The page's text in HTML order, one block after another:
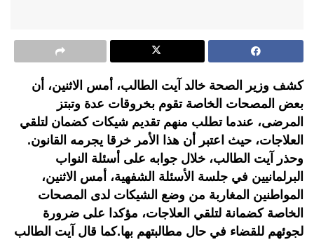
كشف وزير الصحة خالد آيت الطالب، أمس الاثنين، أن
بعض المصحات الخاصة تقوم بخروقات عدة وتبتز
المرضى، عندما تطلب منهم تقديم شيكات كضمان لتلقي
العلاجات، حيث اعتبر أن هذا الأمر خرقا يجرمه القانون.
وحذر آيت الطالب، خلال جوابه على أسئلة النواب
البرلمانيين في جلسة الأسئلة الشفهية، أمس الاثنين،
المواطنين المغاربة من وضع الشيكات لدى المصحات
الخاصة كضمانة لتلقي العلاجات، مؤكدا على ضرورة
لجوئهم للقضاء في حال مطالبتهم بها.كما قال آيت الطالب